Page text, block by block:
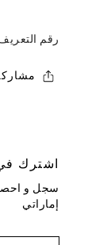
رقم
اشترك
إماراتي